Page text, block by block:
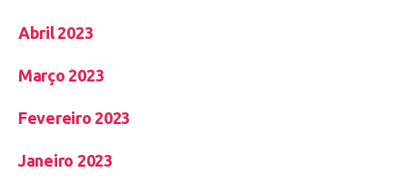
Abril 2023
Março 2023
Fevereiro 2023
Janeiro 2023